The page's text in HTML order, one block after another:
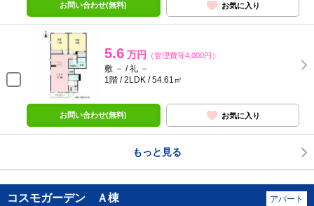
お問い合わせ(無料) お気に入り
5.6 万円 （管理費等4,000円）
敷 － / 礼 －
1階 / 2LDK / 54.61㎡
お問い合わせ(無料) お気に入り
もっと見る
コスモガーデン Ａ棟 アパート